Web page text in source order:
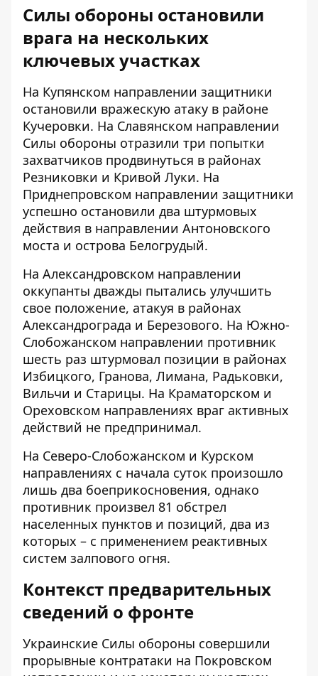
Силы обороны остановили
врага на нескольких
ключевых участках
На Купянском направлении защитники
остановили вражескую атаку в районе
Кучеровки. На Славянском направлении
Силы обороны отразили три попытки
захватчиков продвинуться в районах
Резниковки и Кривой Луки. На
Приднепровском направлении защитники
успешно остановили два штурмовых
действия в направлении Антоновского
моста и острова Белогрудый.
На Александровском направлении
оккупанты дважды пытались улучшить
свое положение, атакуя в районах
Александрограда и Березового. На Южно-
Слобожанском направлении противник
шесть раз штурмовал позиции в районах
Избицкого, Гранова, Лимана, Радьковки,
Вильчи и Старицы. На Краматорском и
Ореховском направлениях враг активных
действий не предпринимал.
На Северо-Слобожанском и Курском
направлениях с начала суток произошло
лишь два боеприкосновения, однако
противник произвел 81 обстрел
населенных пунктов и позиций, два из
которых – с применением реактивных
систем залпового огня.
Контекст предварительных
сведений о фронте
Украинские Силы обороны совершили
прорывные контратаки на Покровском